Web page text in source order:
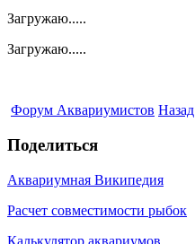
Загружаю.....
Загружаю.....
Форум Аквариумистов Назад
Поделиться
Аквариумная Википедия
Расчет совместимости рыбок
Калькулятор аквариумов